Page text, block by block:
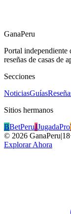
GanaPeru
Portal independiente
reseñas de casas de
Secciones
NoticiasGuías
Sitios hermanos
BBetPeruJJugadaPro
© 2026 GanaPeru|
Explorar Ahora